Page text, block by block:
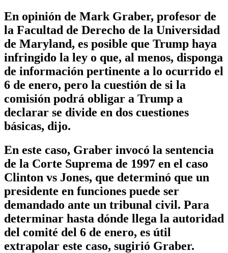
En opinión de Mark Graber, profesor de
la Facultad de Derecho de la Universidad
de Maryland, es posible que Trump haya
infringido la ley o que, al menos, disponga
de información pertinente a lo ocurrido el
6 de enero, pero la cuestión de si la
comisión podrá obligar a Trump a
declarar se divide en dos cuestiones
básicas, dijo.
En este caso, Graber invocó la sentencia
de la Corte Suprema de 1997 en el caso
Clinton vs Jones, que determinó que un
presidente en funciones puede ser
demandado ante un tribunal civil. Para
determinar hasta dónde llega la autoridad
del comité del 6 de enero, es útil
extrapolar este caso, sugirió Graber.